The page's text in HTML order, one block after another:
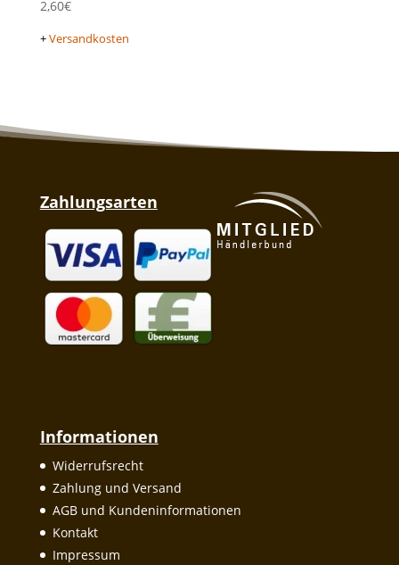
2,60€
+Versandkosten
Zahlungsarten
Informationen
Widerrufsrecht
Zahlung und Versand
AGB und Kundeninformationen
Kontakt
Impressum